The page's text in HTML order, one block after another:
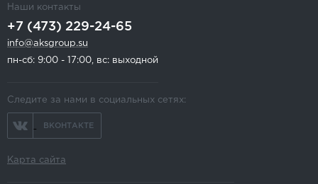
Наши контакты
+7 (473) 229-24-65
info@aksgroup.su
пн-сб: 9:00 - 17:00, вс: выходной
Следите за нами в социальных сетях:
ВКОНТАКТЕ
Карта сайта